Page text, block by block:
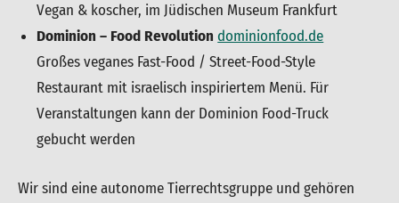
Vegan & koscher, im Jüdischen Museum Frankfurt
Dominion – Food Revolutiondominionfood.de
Großes veganes Fast-Food / Street-Food-Style
Restaurant mit israelisch inspiriertem Menü. Für
Veranstaltungen kann der Dominion Food-Truck
gebucht werden
Wir sind eine autonome Tierrechtsgruppe und gehören